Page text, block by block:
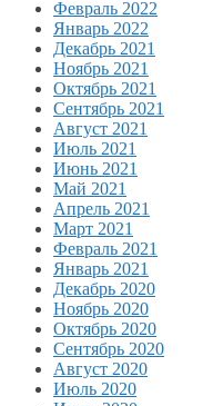
Февраль 2022
Январь 2022
Декабрь 2021
Ноябрь 2021
Октябрь 2021
Сентябрь 2021
Август 2021
Июль 2021
Июнь 2021
Май 2021
Апрель 2021
Март 2021
Февраль 2021
Январь 2021
Декабрь 2020
Ноябрь 2020
Октябрь 2020
Сентябрь 2020
Август 2020
Июль 2020